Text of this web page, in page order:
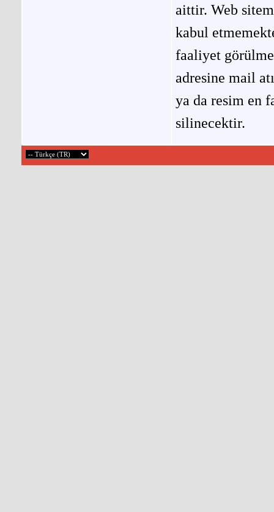
aittir. Web
kabul
faaliyet
adresine mail
ya da resim en
silinecektir.